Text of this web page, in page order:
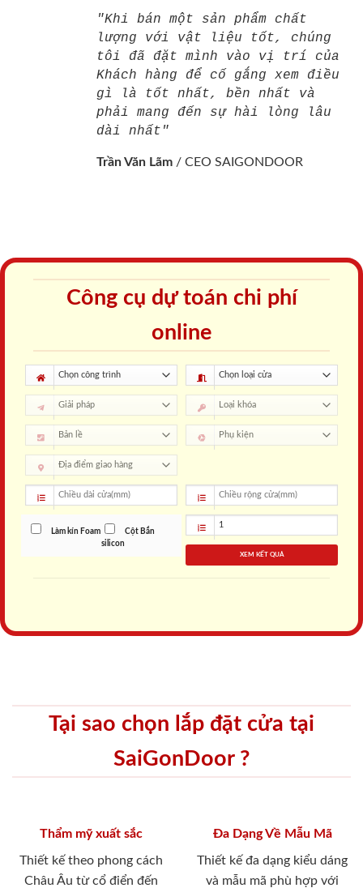
"Khi bán một sản phẩm chất
lượng với vật liệu tốt, chúng
tôi đã đặt mình vào vị trí của
Khách hàng để cố gắng xem điều
gì là tốt nhất, bền nhất và
phải mang đến sự hài lòng lâu
dài nhất"
Trần Văn Lãm / CEO SAIGONDOOR
Công cụ dự toán chi phí
online
Làm kín Foam
Cột Bắn
silicon
XEM KẾT QUẢ
Tại sao chọn lắp đặt cửa tại
SaiGonDoor ?
Thẩm mỹ xuất sắc
Thiết kế theo phong cách
Châu Âu từ cổ điển đến
Đa Dạng Về Mẫu Mã
Thiết kế đa dạng kiểu dáng
và mẫu mã phù hợp với